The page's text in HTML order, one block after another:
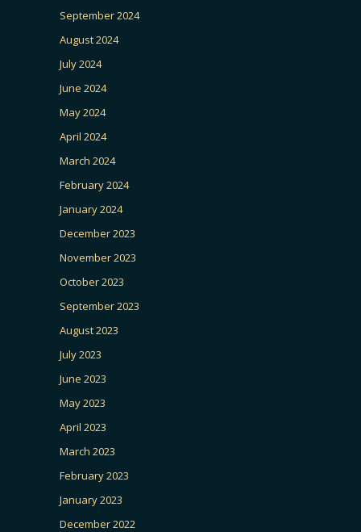
September 2024
August 2024
July 2024
June 2024
May 2024
April 2024
March 2024
February 2024
January 2024
December 2023
November 2023
October 2023
September 2023
August 2023
July 2023
June 2023
May 2023
April 2023
March 2023
February 2023
January 2023
December 2022